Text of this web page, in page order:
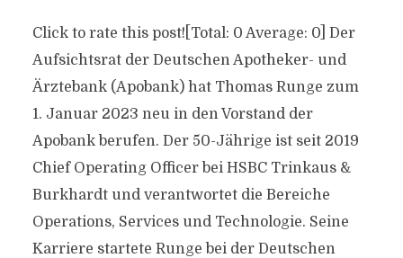
Click to rate this post![Total: 0 Average: 0] Der
Aufsichtsrat der Deutschen Apotheker- und
Ärztebank (Apobank) hat Thomas Runge zum
1. Januar 2023 neu in den Vorstand der
Apobank berufen. Der 50-Jährige ist seit 2019
Chief Operating Officer bei HSBC Trinkaus &
Burkhardt und verantwortet die Bereiche
Operations, Services und Technologie. Seine
Karriere startete Runge bei der Deutschen